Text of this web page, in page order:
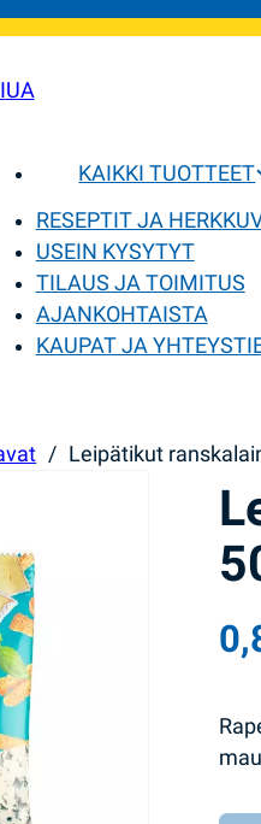
UA
KAIKKI TUOTTEET
RESEPTIT JA
USEIN KYSYTYT
TILAUS JA TOIMITUS
AJANKOHTAISTA
KAUPAT JA
/ Leipätikut